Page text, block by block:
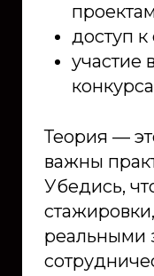
доступ
участие
Теория —
важны
Убедись,
реальными